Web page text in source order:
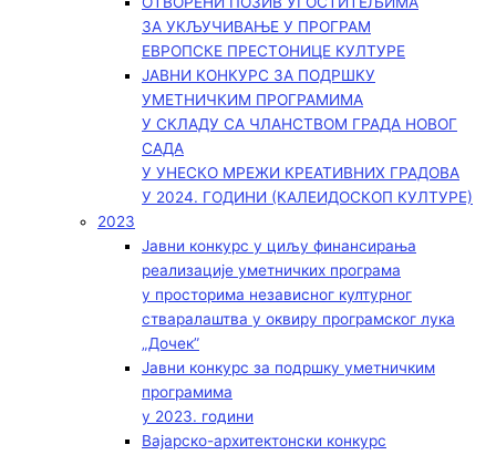
ЗА УКЉУЧИВАЊЕ У ПРОГРАМ
ЕВРОПСКЕ ПРЕСТОНИЦЕ КУЛТУРЕ
ЈАВНИ КОНКУРС ЗА ПОДРШКУ
УМЕТНИЧКИМ ПРОГРАМИМА
У СКЛАДУ СА ЧЛАНСТВОМ ГРАДА НОВОГ
САДА
У УНЕСКО МРЕЖИ КРЕАТИВНИХ ГРАДОВА
У 2024. ГОДИНИ (КАЛЕИДОСКОП КУЛТУРЕ)
2023
Јавни конкурс у циљу финансирања
реализације уметничких програма
у просторима независног културног
стваралаштва у оквиру програмског лука
„Дочек”
Јавни конкурс за подршку уметничким
програмима
у 2023. години
Вајарско-архитектонски конкурс